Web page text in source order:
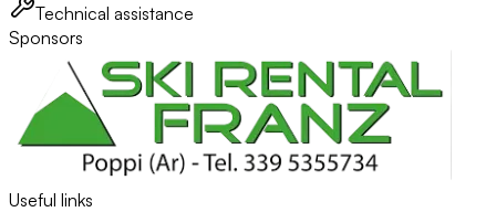
Technical assistance
Sponsors
Useful links